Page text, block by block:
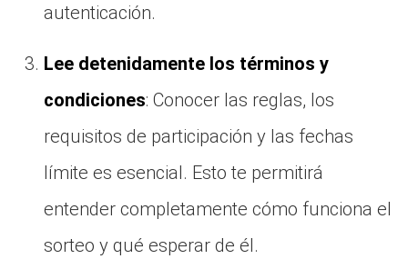
autenticación.
Lee detenidamente los términos y
condiciones: Conocer las reglas, los
requisitos de participación y las fechas
límite es esencial. Esto te permitirá
entender completamente cómo funciona el
sorteo y qué esperar de él.